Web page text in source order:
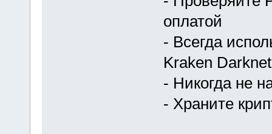
оплатой
- Всегда
Kraken Darknet
- Никогда не
- Храните